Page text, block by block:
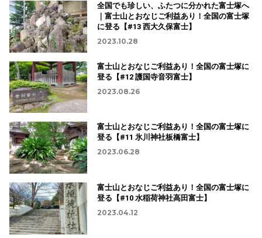
全国でも珍しい、ふたつに分かれた富士塚へ
｜富士山とおなじご利益あり！全国の富士塚
に登る【#13 西大久保富士】
2023.10.28
富士山とおなじご利益あり！全国の富士塚に
登る【#12 護国寺音羽富士】
2023.08.26
富士山とおなじご利益あり！全国の富士塚に
登る【#11 氷川神社板橋富士】
2023.06.28
富士山とおなじご利益あり！全国の富士塚に
登る【#10 水稲荷神社高田富士】
2023.04.12